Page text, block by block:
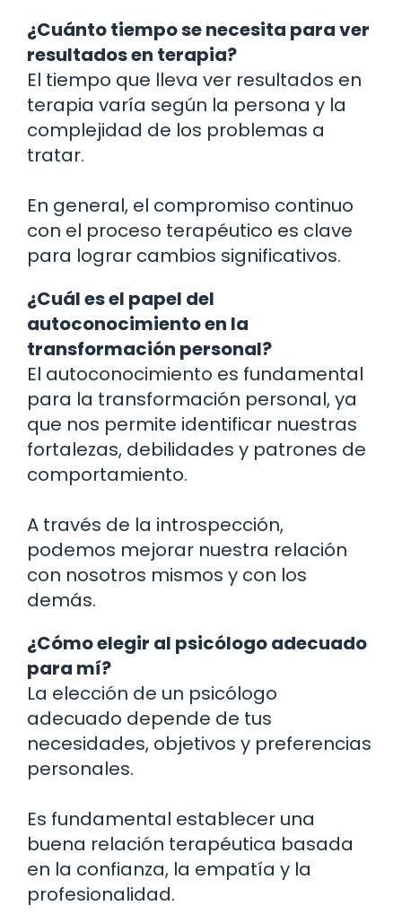
¿Cuánto tiempo se necesita para ver
resultados en terapia?
El tiempo que lleva ver resultados en
terapia varía según la persona y la
complejidad de los problemas a
tratar.
En general, el compromiso continuo
con el proceso terapéutico es clave
para lograr cambios significativos.
¿Cuál es el papel del
autoconocimiento en la
transformación personal?
El autoconocimiento es fundamental
para la transformación personal, ya
que nos permite identificar nuestras
fortalezas, debilidades y patrones de
comportamiento.
A través de la introspección,
podemos mejorar nuestra relación
con nosotros mismos y con los
demás.
¿Cómo elegir al psicólogo adecuado
para mí?
La elección de un psicólogo
adecuado depende de tus
necesidades, objetivos y preferencias
personales.
Es fundamental establecer una
buena relación terapéutica basada
en la confianza, la empatía y la
profesionalidad.